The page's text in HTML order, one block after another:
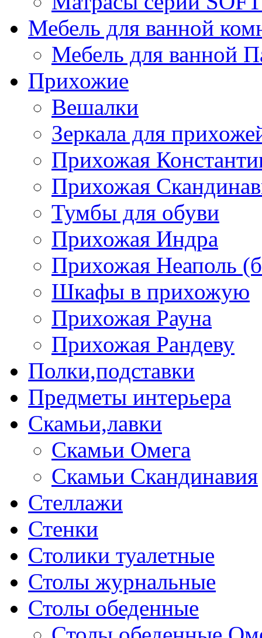
Мебель для ванной
Мебель для ванной
Прихожие
Вешалки
Зеркала для
Прихожая
Прихожая
Тумбы для обуви
Прихожая Индра
Прихожая Неаполь
Шкафы в прихожую
Прихожая Рауна
Прихожая Рандеву
Полки,подставки
Предметы интерьера
Скамьи,лавки
Скамьи Омега
Скамьи Скандинавия
Стеллажи
Стенки
Столики туалетные
Столы журнальные
Столы обеденные